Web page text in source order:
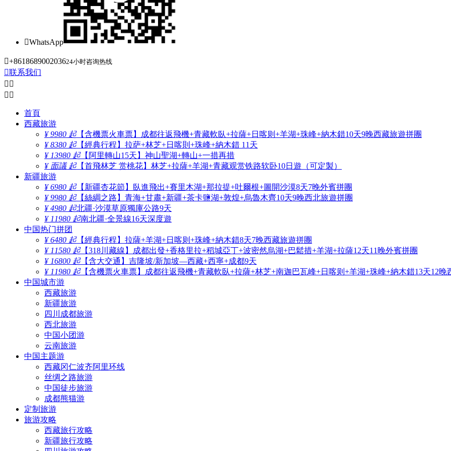
WhatsApp
+861868900203624小时咨询热线
联系我们
 
 
首頁
西藏旅游
¥ 9980 起【含機票火車票】成都往返飛機+青藏軟臥+拉薩+日喀则+羊湖+珠峰+納木錯10天9晚西藏旅遊拼團
¥ 8380 起【經典行程】拉萨+林芝+日喀則+珠峰+納木錯 11天
¥ 13980 起【阿里轉山15天】神山聖湖+轉山+一措再措
¥ 面議 起【首飛林芝 赏桃花】林芝+拉薩+羊湖+青藏观赏铁路软卧10日遊（可定製）
新疆旅游
¥ 6980 起【新疆杏花節】臥進飛出+賽里木湖+那拉提+吐爾根+圖開沙漠8天7晚外賓拼團
¥ 9980 起【絲綢之路】青海+甘肅+新疆+茶卡鹽湖+敦煌+烏魯木齊10天9晚西北旅遊拼團
¥ 4980 起北疆·沙漠草原獨庫公路9天
¥ 11980 起南北疆·全景線16天深度遊
中国热门拼团
¥ 6480 起【經典行程】拉薩+羊湖+日喀则+珠峰+納木錯8天7晚西藏旅遊拼團
¥ 11580 起【318川藏線】成都出發+香格里拉+稻城亞丁+波密然烏湖+巴鬆措+羊湖+拉薩12天11晚外賓拼團
¥ 16800 起【含大交通】吉隆坡/新加坡—西藏+西寧+成都9天
¥ 11980 起【含機票火車票】成都往返飛機+青藏軟臥+拉薩+林芝+南迦巴瓦峰+日喀则+羊湖+珠峰+納木錯13天12晚
中国城市游
西藏旅游
新疆旅游
四川成都旅游
西北旅游
中国小团游
云南旅游
中国主题游
西藏冈仁波齐阿里环线
丝绸之路旅游
中国徒步旅游
成都熊猫游
定制旅游
旅游攻略
西藏旅行攻略
新疆旅行攻略